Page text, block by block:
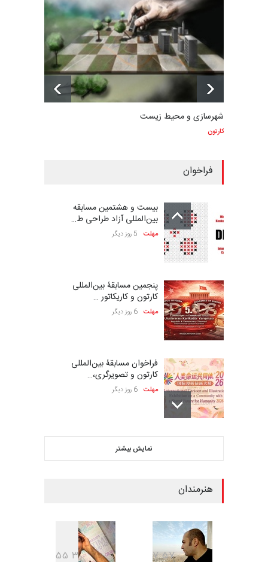
شهرسازی و محیط زیست
کارتون
فراخوان
بیست و هشتمین مسابقه
بین‌المللی آزاد طراحی ط…
مهلت 5 روز دیگر
پنجمین مسابقۀ بین‌المللی
کارتون و کاریکاتور …
مهلت 6 روز دیگر
فراخوان مسابقۀ بین‌المللی
کارتون و تصویرگری،…
مهلت 6 روز دیگر
کاریکاتور CIK Damad…
بیست و هشتمین مسابقه
بین‌المللی کارتون لهستا…
نمایش بیشتر
هنرمندان
757
55 3